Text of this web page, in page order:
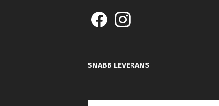
SNABB LEVERANS